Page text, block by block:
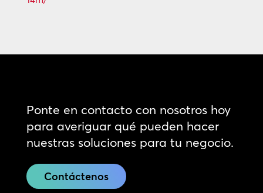
Ponte en contacto con nosotros hoy
para averiguar qué pueden hacer
nuestras soluciones para tu negocio.
Contáctenos